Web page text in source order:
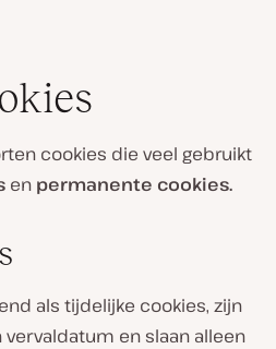
cookies die veel gebruikt
en permanente cookies.
als tijdelijke cookies, zijn
en slaan alleen